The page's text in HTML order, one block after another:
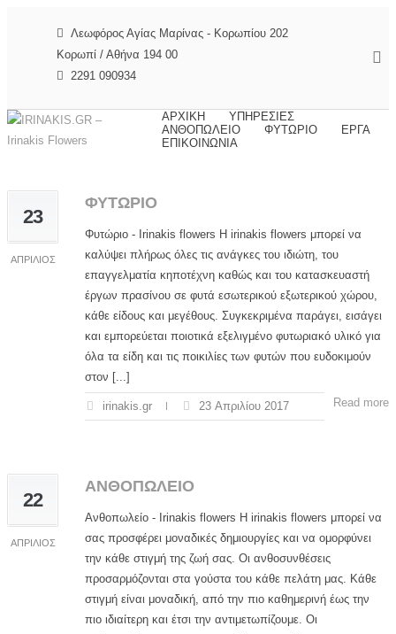
Λεωφόρος Αγίας Μαρίνας - Κορωπίου 202
Κορωπί / Αθήνα 194 00
2291 090934
ΑΡΧΙΚΗ
ΥΠΗΡΕΣΙΕΣ
ΑΝΘΟΠΩΛΕΙΟ
ΦΥΤΩΡΙΟ
ΕΡΓΑ
ΕΠΙΚΟΙΝΩΝΙΑ
23
ΑΠΡΊΛΙΟΣ
ΦΥΤΩΡΙΟ
Φυτώριο - Irinakis flowers Η irinakis flowers μπορεί να
καλύψει πλήρως όλες τις ανάγκες του ιδιώτη, του
επαγγελματία κηποτέχνη καθώς και του κατασκευαστή
έργων πρασίνου σε φυτά εσωτερικού εξωτερικού χώρου,
κάθε είδους και μεγέθους. Συγκεκριμένα παράγει, εισάγει
και εμπορεύεται ποιοτικά εξελιγμένο φυτωριακό υλικό για
όλα τα είδη και τις ποικιλίες των φυτών που ευδοκιμούν
στον [...]
Read more
irinakis.gr 23 Απριλίου 2017
22
ΑΠΡΊΛΙΟΣ
ΑΝΘΟΠΩΛΕΙΟ
Ανθοπωλείο - Irinakis flowers Η irinakis flowers μπορεί να
σας προσφέρει μοναδικές δημιουργίες και να ομορφύνει
την κάθε στιγμή της ζωή σας. Οι ανθοσυνθέσεις
προσαρμόζονται στα γούστα του κάθε πελάτη μας. Κάθε
στιγμή είναι μοναδική, από την πιο καθημερινή έως την
πιο ιδιαίτερη και έτσι την αντιμετωπίζουμε. Οι